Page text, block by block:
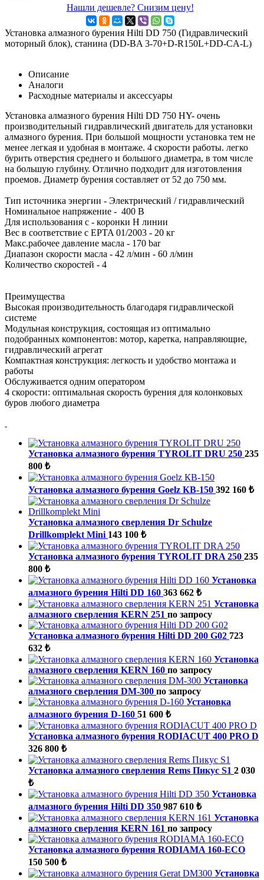
Нашли дешевле? Снизим цену!
Установка алмазного бурения Hilti DD 750 (Гидравлический
моторный блок), станина (DD-BA 3-70+D-R150L+DD-CA-L)
Описание
Аналоги
Расходные материалы и аксессуары
Установка алмазного бурения Hilti DD 750 HY- очень
производительный гидравлический двигатель для установки
алмазного бурения. При большой мощности установка тем не
менее легкая и удобная в монтаже. 4 скорости работы. легко
бурить отверстия среднего и большого диаметра, в том числе
на большую глубину. Отлично подходит для изготовления
проемов. Диаметр бурения составляет от 52 до 750 мм.
Тип источника энергии - Электрический / гидравлический
Номинальное напряжение - 400 В
Для использования с - коронки H линии
Вес в соответствие с EPTA 01/2003 - 20 кг
Макс.рабочее давление масла - 170 bar
Диапазон скорости масла - 42 л/мин - 60 л/мин
Количество скоростей - 4
Преимущества
Высокая производительность благодаря гидравлической
системе
Модульная конструкция, состоящая из оптимально
подобранных компонентов: мотор, каретка, направляющие,
гидравлический агрегат
Компактная конструкция: легкость и удобство монтажа и
работы
Обслуживается одним оператором
4 скорости: оптимальная скорость бурения для колонковых
буров любого диаметра
Установка алмазного бурения TYROLIT DRU 250 235
800 ₺
Установка алмазного бурения Goelz КВ-150 392 160 ₺
Установка алмазного сверления Dr Schulze
Drillkomplekt Mini 143 100 ₺
Установка алмазного бурения TYROLIT DRA 250 235
800 ₺
Установка
алмазного бурения Hilti DD 160 363 662 ₺
Установка
алмазного сверления KERN 251 по запросу
Установка алмазного бурения Hilti DD 200 G02 723
632 ₺
Установка
алмазного сверления KERN 160 по запросу
Установка
алмазного сверления DM-300 по запросу
Установка
алмазного бурения D-160 51 600 ₺
Установка алмазного бурения RODIACUT 400 PRO D
326 800 ₺
Установка алмазного сверления Rems Пикус S1 2 030
₺
Установка
алмазного бурения Hilti DD 350 987 610 ₺
Установка
алмазного сверления KERN 161 по запросу
Установка алмазного бурения RODIAMA 160-ECO
150 500 ₺
Установка